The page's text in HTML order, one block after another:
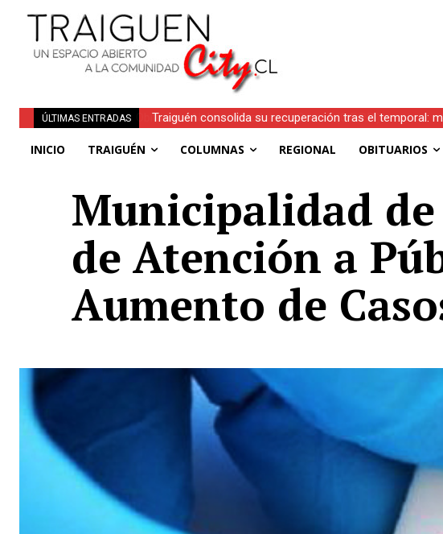
ÚLTIMAS ENTRADAS
Traiguén consolida su recuperación tras el temporal:
INICIO TRAIGUÉN COLUMNAS REGIONAL OBITUARIOS
Municipalidad
de Atención a
Aumento de